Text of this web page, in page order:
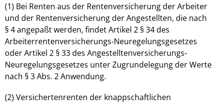
(1) Bei Renten aus der Rentenversicherung der Arbeiter
und der Rentenversicherung der Angestellten, die nach
§ 4 angepaßt werden, findet Artikel 2 § 34 des
Arbeiterrentenversicherungs-Neuregelungsgesetzes
oder Artikel 2 § 33 des Angestelltenversicherungs-
Neuregelungsgesetzes unter Zugrundelegung der Werte
nach § 3 Abs. 2 Anwendung.
(2) Versichertenrenten der knappschaftlichen